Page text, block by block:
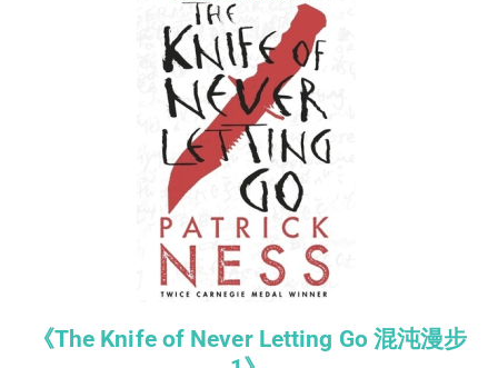
《The Knife of Never Letting Go 混沌漫步